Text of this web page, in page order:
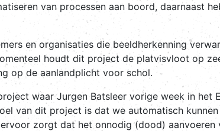
van processen aan boord, daarnaast
en organisaties die beeldherkenning
houdt dit project de platvisvloot op
op de aanlandplicht voor schol.
waar Jurgen Batsleer vorige week in
van dit project is dat we automatisch
zorgt dat het onnodig (dood) aanvoeren